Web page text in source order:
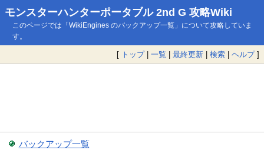
モンスターハンターポータブル 2nd G 攻略Wiki
このページでは「WikiEngines のバックアップ一覧」について攻略していま
す。
[ トップ| 一覧 | 最終更新 | 検索 | ヘルプ]
バックアップ一覧